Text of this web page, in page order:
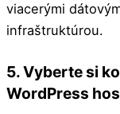
viacerými
infraštruktúrou.
5. Vyberte si
WordPress